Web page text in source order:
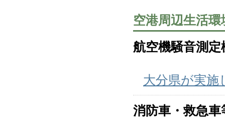
空港周辺生活
航空機騒音測
大分県が実
消防車・救急